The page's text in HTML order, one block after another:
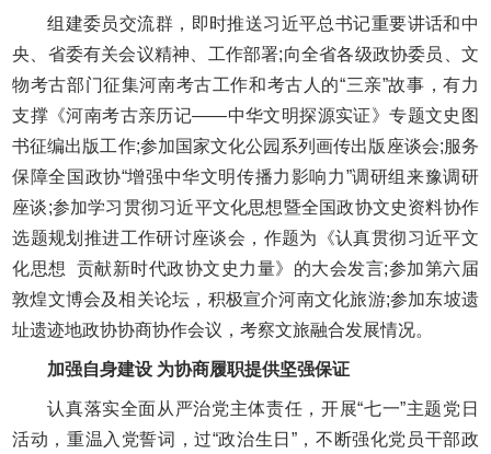
组建委员交流群，即时推送习近平总书记重要讲话和中
央、省委有关会议精神、工作部署;向全省各级政协委员、文
物考古部门征集河南考古工作和考古人的“三亲”故事，有力
支撑《河南考古亲历记——中华文明探源实证》专题文史图
书征编出版工作;参加国家文化公园系列画传出版座谈会;服务
保障全国政协“增强中华文明传播力影响力”调研组来豫调研
座谈;参加学习贯彻习近平文化思想暨全国政协文史资料协作
选题规划推进工作研讨座谈会，作题为《认真贯彻习近平文
化思想 贡献新时代政协文史力量》的大会发言;参加第六届
敦煌文博会及相关论坛，积极宣介河南文化旅游;参加东坡遗
址遗迹地政协协商协作会议，考察文旅融合发展情况。
加强自身建设 为协商履职提供坚强保证
认真落实全面从严治党主体责任，开展“七一”主题党日
活动，重温入党誓词，过“政治生日”，不断强化党员干部政